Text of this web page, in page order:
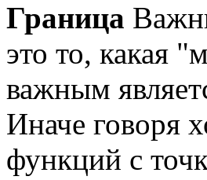
Граница
это то, какая
важным
Иначе говоря
функций с